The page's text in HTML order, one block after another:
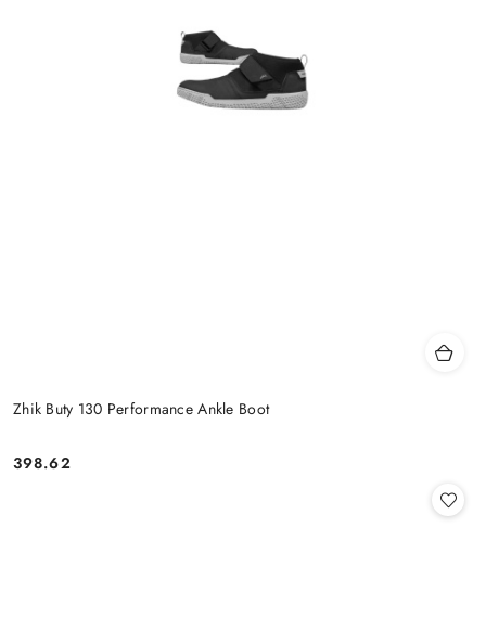
Zhik Buty 130 Performance Ankle Boot
Cena:
398.62